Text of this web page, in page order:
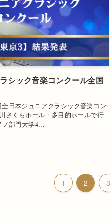
シック音楽コンクール全国
日本ジュニアクラシック音楽コン
さくらホール・多目的ホールで行
ノ部門大学4...
1 2 3